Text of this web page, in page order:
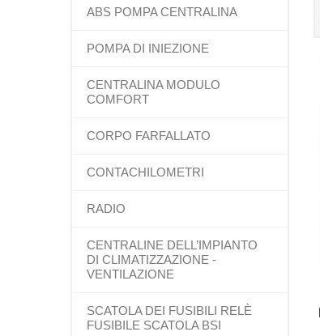
ABS POMPA CENTRALINA
POMPA DI INIEZIONE
CENTRALINA MODULO
COMFORT
CORPO FARFALLATO
CONTACHILOMETRI
RADIO
CENTRALINE DELL’IMPIANTO
DI CLIMATIZZAZIONE -
VENTILAZIONE
SCATOLA DEI FUSIBILI RELÈ
FUSIBILE SCATOLA BSI